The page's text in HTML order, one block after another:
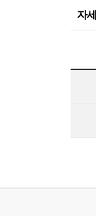
자